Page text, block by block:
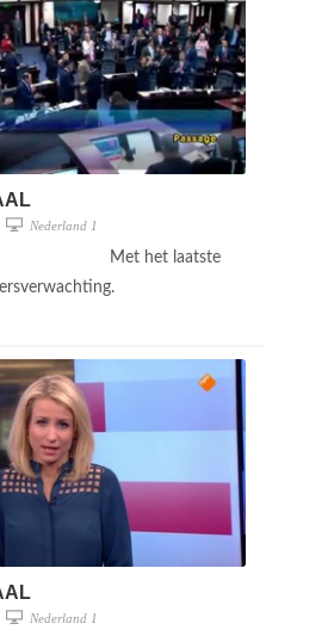
Nederland 1
Met het laatste
Nederland 1